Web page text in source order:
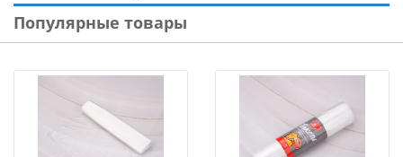
Технические характеристики:
Бренд : VETTA
Вес в упаковке : 0,06 кг
Количество : 100 шт.
Материал : Полиэтилен
Популярные товары